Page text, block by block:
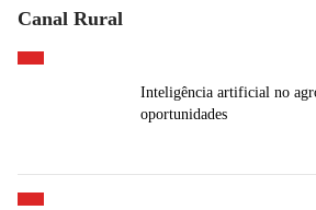
Canal Rural
Inteligência artificial no
oportunidades